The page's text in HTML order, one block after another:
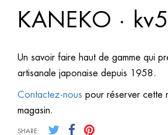
KANEKO ·
Un savoir faire haut de gamme qui
artisanale japonaise depuis 1958.
Contactez-nous pour réserver cette
magasin.
SHARE: